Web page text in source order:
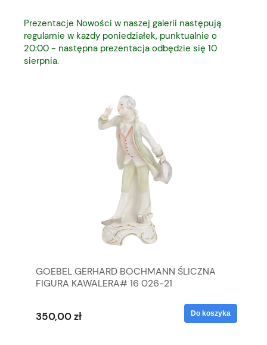
Prezentacje Nowości w naszej galerii następują
regularnie w każdy poniedziałek, punktualnie o
20:00 - następna prezentacja odbędzie się 10
sierpnia.
GOEBEL GERHARD BOCHMANN ŚLICZNA
FIGURA KAWALERA# 16 026-21
350,00 zł Do koszyka